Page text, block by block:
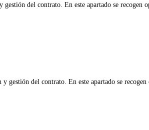
del contrato. En este apartado se recogen
gestión del contrato. En este apartado se